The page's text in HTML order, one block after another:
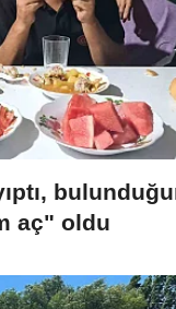
aç" oldu